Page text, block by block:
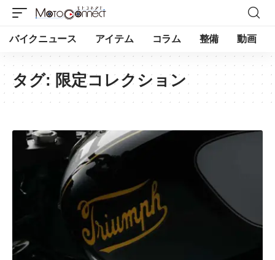
バイクニュース アイテム コラム 整備 動画
タグ: 限定コレクション